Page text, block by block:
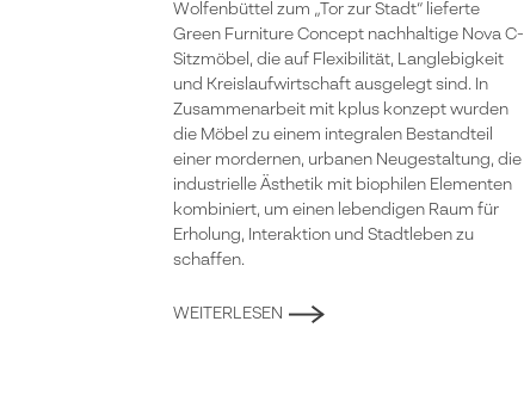
Wolfenbüttel zum „Tor zur Stadt“ lieferte
Green Furniture Concept nachhaltige Nova C-
Sitzmöbel, die auf Flexibilität, Langlebigkeit
und Kreislaufwirtschaft ausgelegt sind. In
Zusammenarbeit mit kplus konzept wurden
die Möbel zu einem integralen Bestandteil
einer mordernen, urbanen Neugestaltung, die
industrielle Ästhetik mit biophilen Elementen
kombiniert, um einen lebendigen Raum für
Erholung, Interaktion und Stadtleben zu
schaffen.
WEITERLESEN